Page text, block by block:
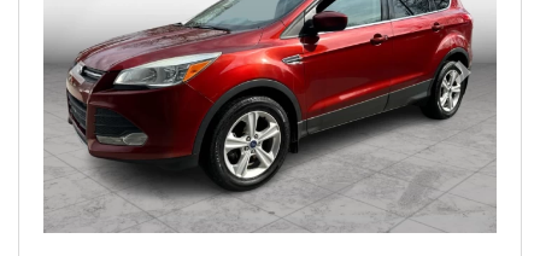
Previous Next